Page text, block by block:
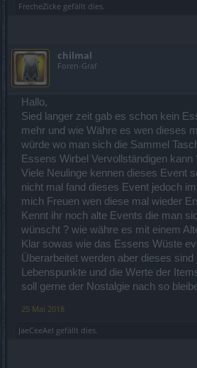
FrecheZicke gefällt dies.
chilmal
Foren-Graf
Hallo,
Sied langer zeit gab es schon kein
mehr und wie Währe es wen dieses
würde wo man sich die Sammel
Essens Wirbel Vervollständigen kann
Viele Neulinge kennen dieses Event
nicht mal fand dieses Event jedoch
mich Freuen wen diese mal wieder
Kennt ihr noch alte Events die man
wünscht ? wie währe es mit einem
Klar sowas wie das Essens Wüste
Überarbeitet werden aber dieses sind
Lebenspunkte und die Werte der
soll gerne der Nostalgie nach so
25 Mai 2018
JaeCeeAel gefällt dies.